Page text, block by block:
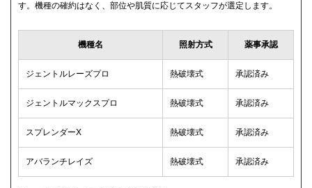
す。機種の確約はなく、部位や肌質に応じてスタッフが選定します。
機種名 照射方式 薬事承認
ジェントルレーズプロ 熱破壊式 承認済み
ジェントルマックスプロ 熱破壊式 承認済み
スプレンダーX 熱破壊式 承認済み
アバランチレイズ 熱破壊式 承認済み